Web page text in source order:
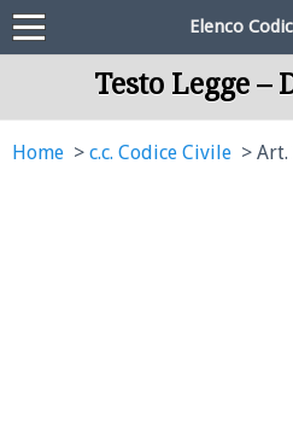
Elenco
Testo Legge
Home c.c. Codice Civile Art.